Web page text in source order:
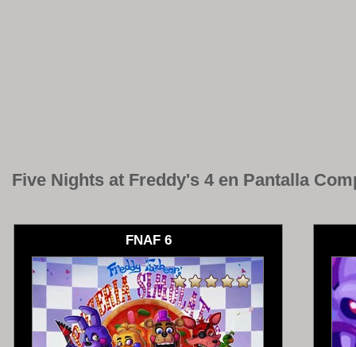
Five Nights at Freddy's 4 en Pantalla
FNAF 6